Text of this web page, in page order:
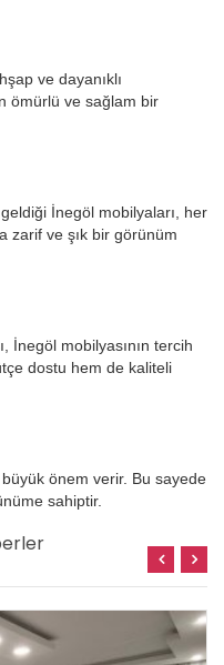
ve dayanıklı
ömürlü ve sağlam bir
İnegöl mobilyaları, her
zarif ve şık bir görünüm
İnegöl mobilyasının tercih
dostu hem de kaliteli
önem verir. Bu sayede
sahiptir.